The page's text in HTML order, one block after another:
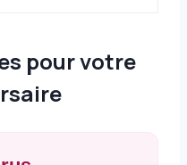
pour votre